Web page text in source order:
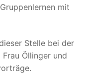
mit
Stelle bei der
Öllinger und